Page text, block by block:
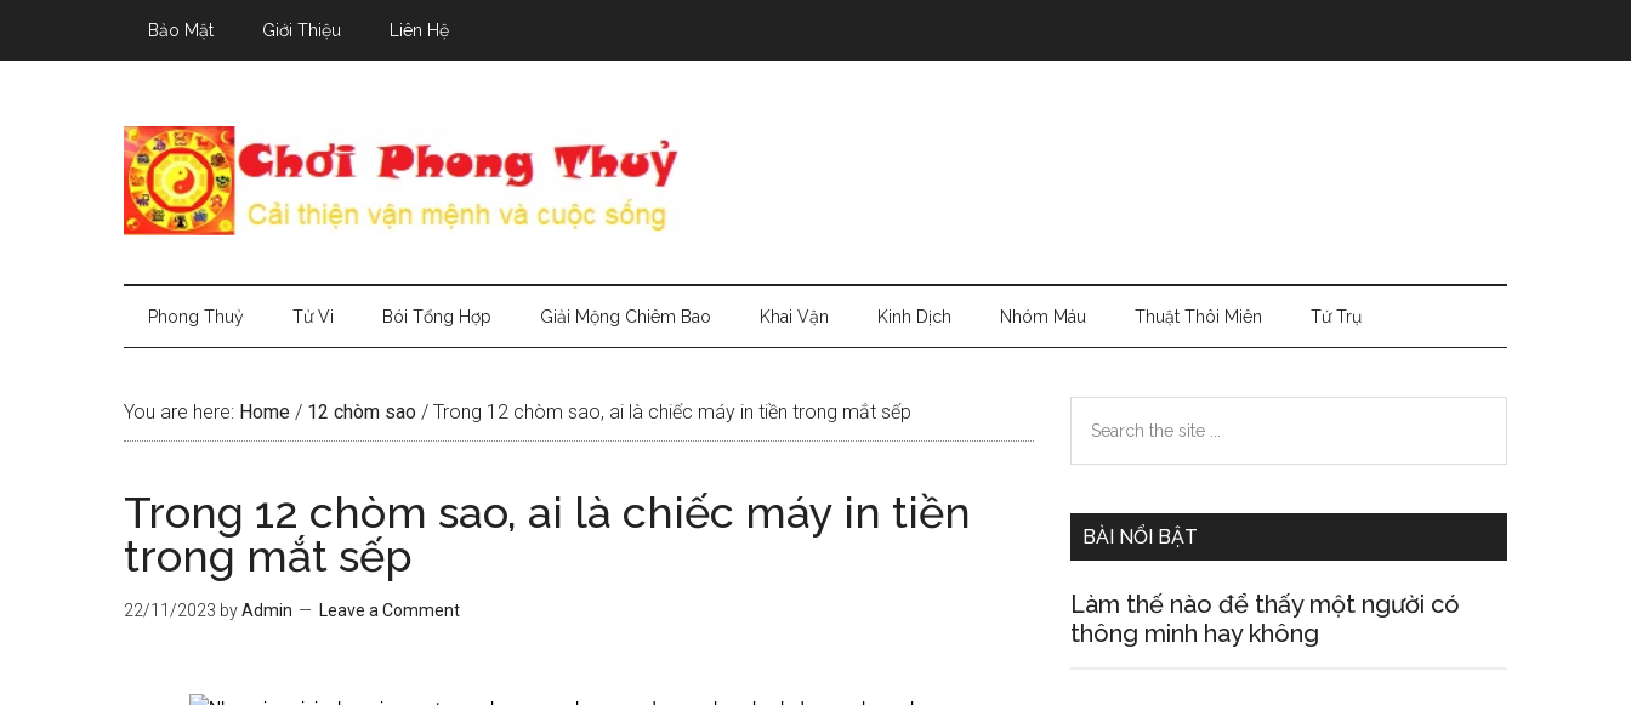
Bảo Mật Giới Thiệu Liên Hệ
Phong Thuỷ Tử Vi Bói Tổng Hợp Giải Mộng Chiêm Bao Khai Vận Kinh Dịch Nhóm Máu Thuật Thôi Miên Tứ Trụ
You are here: Home / 12 chòm sao / Trong 12 chòm sao, ai là chiếc máy in tiền trong mắt sếp
Trong 12 chòm sao, ai là chiếc máy in tiền
trong mắt sếp
22/11/2023 byAdmin Leave a Comment
Primary
Sidebar
the
BÀI NỔI BẬT
Làm thế nào để thấy một người có
thông minh hay không